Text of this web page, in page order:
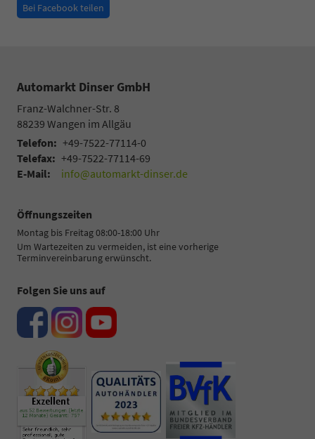
Bei Facebook teilen
Automarkt Dinser GmbH
Franz-Walchner-Str. 8
88239 Wangen im Allgäu
Telefon: +49-7522-77114-0
Telefax: +49-7522-77114-69
E-Mail:
info@automarkt-dinser.de
Öffnungszeiten
Montag bis Freitag 08:00-18:00 Uhr
Um Wartezeiten zu vermeiden, ist eine vorherige
Terminvereinbarung erwünscht.
Folgen Sie uns auf